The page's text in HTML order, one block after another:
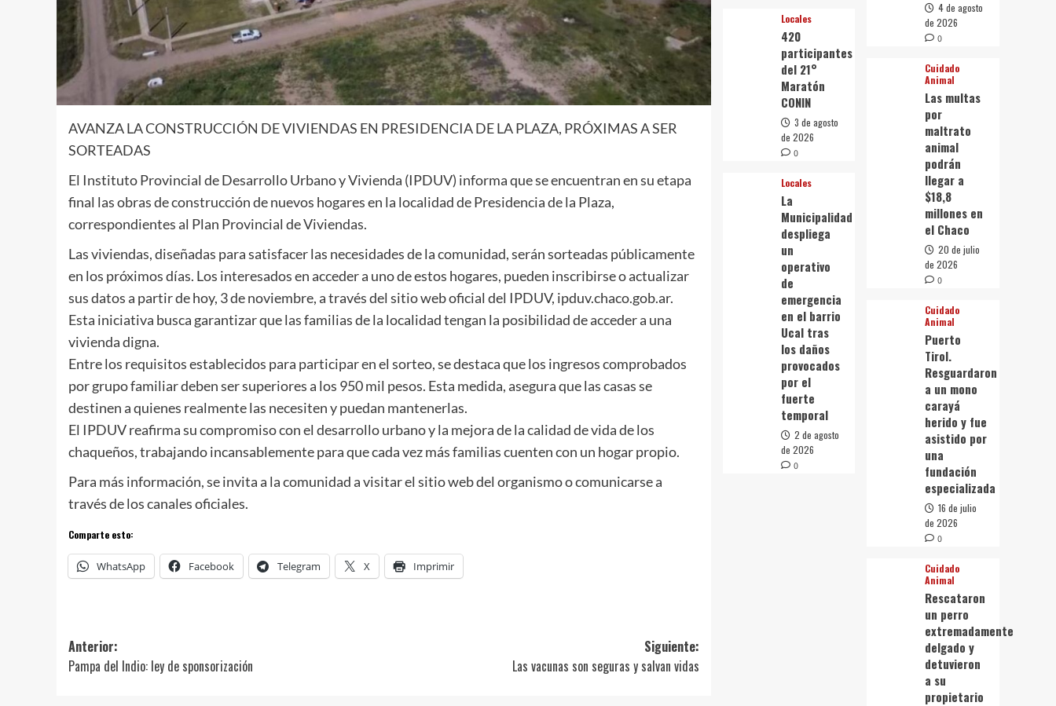
AVANZA LA CONSTRUCCIÓN DE VIVIENDAS EN PRESIDENCIA DE LA PLAZA, PRÓXIMAS A SER
SORTEADAS
El Instituto Provincial de Desarrollo Urbano y Vivienda (IPDUV) informa que se encuentran en su etapa
final las obras de construcción de nuevos hogares en la localidad de Presidencia de la Plaza,
correspondientes al Plan Provincial de Viviendas.
Las viviendas, diseñadas para satisfacer las necesidades de la comunidad, serán sorteadas públicamente
en los próximos días. Los interesados en acceder a uno de estos hogares, pueden inscribirse o actualizar
sus datos a partir de hoy, 3 de noviembre, a través del sitio web oficial del IPDUV, ipduv.chaco.gob.ar.
Esta iniciativa busca garantizar que las familias de la localidad tengan la posibilidad de acceder a una
vivienda digna.
Entre los requisitos establecidos para participar en el sorteo, se destaca que los ingresos comprobados
por grupo familiar deben ser superiores a los 950 mil pesos. Esta medida, asegura que las casas se
destinen a quienes realmente las necesiten y puedan mantenerlas.
El IPDUV reafirma su compromiso con el desarrollo urbano y la mejora de la calidad de vida de los
chaqueños, trabajando incansablemente para que cada vez más familias cuenten con un hogar propio.
Para más información, se invita a la comunidad a visitar el sitio web del organismo o comunicarse a
través de los canales oficiales.
Comparte esto:
WhatsApp Facebook Telegram X Imprimir
Navegación
de
Anterior:
Pampa del Indio: ley de sponsorización
Siguiente:
Las vacunas son seguras y salvan vidas
Locales
420
participantes
del 21°
Maratón
CONIN
3 de agosto
de 2026
0
Locales
La
Municipalidad
despliega
un
operativo
de
emergencia
en el barrio
Ucal tras
los daños
provocados
por el
fuerte
temporal
2 de agosto
de 2026
0
4 de agosto
de 2026
0
Cuidado
Animal
Las multas
por
maltrato
animal
podrán
llegar a
$18,8
millones en
el Chaco
20 de julio
de 2026
0
Cuidado
Animal
Puerto
Tirol.
Resguardaron
a un mono
carayá
herido y fue
asistido por
una
fundación
especializada
16 de julio
de 2026
0
Cuidado
Animal
Rescataron
un perro
extremadamente
delgado y
detuvieron
a su
propietario